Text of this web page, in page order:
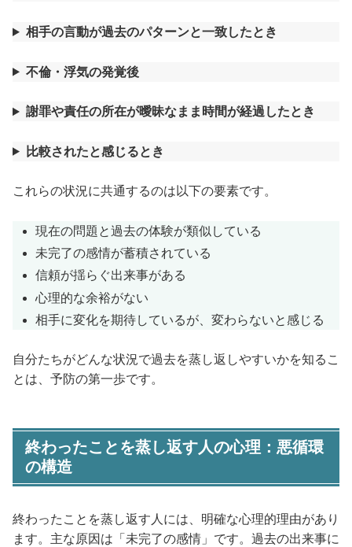
相手の言動が過去のパターンと一致したとき
不倫・浮気の発覚後
謝罪や責任の所在が曖昧なまま時間が経過したとき
比較されたと感じるとき
これらの状況に共通するのは以下の要素です。
現在の問題と過去の体験が類似している
未完了の感情が蓄積されている
信頼が揺らぐ出来事がある
心理的な余裕がない
相手に変化を期待しているが、変わらないと感じる
自分たちがどんな状況で過去を蒸し返しやすいかを知るこ
とは、予防の第一歩です。
終わったことを蒸し返す人の心理：悪循環
の構造
終わったことを蒸し返す人には、明確な心理的理由があり
ます。主な原因は「未完了の感情」です。過去の出来事に